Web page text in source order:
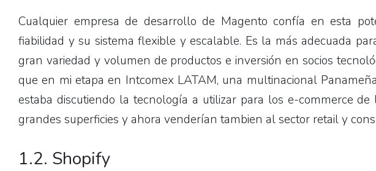
Cualquier empresa de desarrollo de Magento confía en esta
fiabilidad y su sistema flexible y escalable. Es la más adecuada
gran variedad y volumen de productos e inversión en socios
que en mi etapa en Intcomex LATAM, una multinacional
estaba discutiendo la tecnología a utilizar para los e-commerce
grandes superficies y ahora venderían tambien al sector retail y
1.2. Shopify